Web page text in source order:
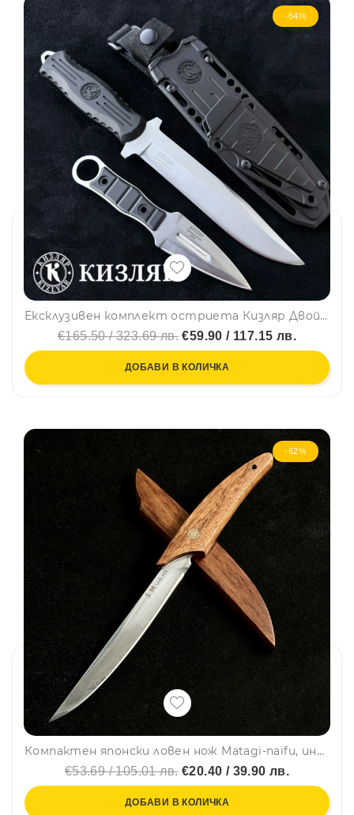
-64%
Ексклузивен комплект остриета Кизляр Двойной нож Разведчика+ ШИП в обща кания, тактически KIZLYAR
€165.50 / 323.69 лв. €59.90 / 117.15 лв.
ДОБАВИ В КОЛИЧКА
-62%
Компактен японски ловен нож Matagi-naifu, инструментална стомана VG10, кания палисандър
€53.69 / 105.01 лв.€20.40 / 39.90 лв.
ДОБАВИ В КОЛИЧКА